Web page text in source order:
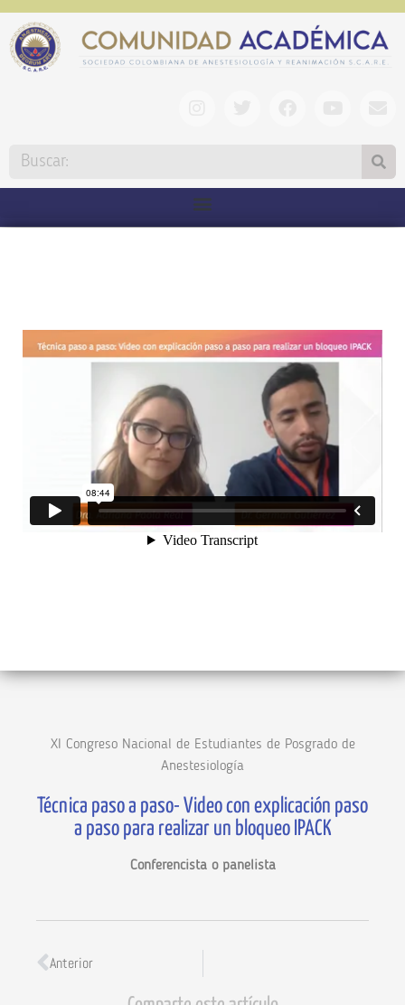
XI Congreso Nacional de Estudiantes de Posgrado de
Anestesiología
Técnica paso a paso- Video con explicación paso
a paso para realizar un bloqueo IPACK
Conferencista o panelista
Anterior